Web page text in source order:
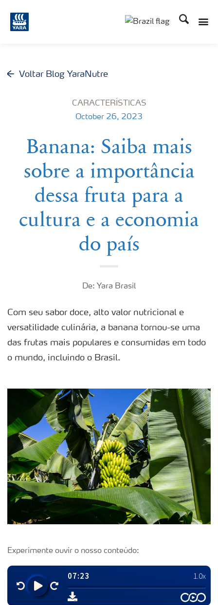
Busca
Voltar Blog YaraNutre
CARACTERÍSTICAS
October 26, 2023
Banana: Saiba mais
sobre a importância
dessa fruta para a
cultura e a economia
do país
De: Yara Brasil
Com seu sabor doce, alto valor nutricional e
versatilidade culinária, a banana tornou-se uma
das frutas mais populares e consumidas em todo
o mundo, incluindo o Brasil.
Experimente ouvir o nosso conteúdo: